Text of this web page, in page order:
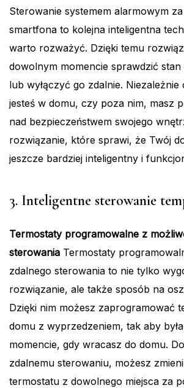
Sterowanie systemem alarmowym
smartfona to kolejna inteligentna
warto rozważyć. Dzięki temu
dowolnym momencie sprawdzić stan
lub wyłączyć go zdalnie.
jesteś w domu, czy poza nim, masz
nad bezpieczeństwem swojego
rozwiązanie, które sprawi, że Twój
jeszcze bardziej inteligentny i
3. Inteligentne sterowanie
Termostaty programowalne z
sterowania Termostaty
zdalnego sterowania to nie tylko
rozwiązanie, ale także sposób na
Dzięki nim możesz zaprogramować
domu z wyprzedzeniem, tak aby
momencie, gdy wracasz do domu.
zdalnemu sterowaniu, możesz
termostatu z dowolnego miejsca za